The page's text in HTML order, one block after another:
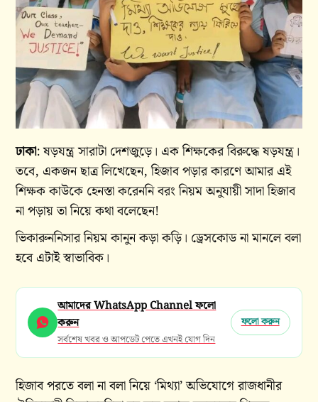
ঢাকা: ষড়যন্ত্র সারাটা দেশজুড়ে। এক শিক্ষকের বিরুদ্ধে ষড়যন্ত্র।
তবে, একজন ছাত্র লিখেছেন, হিজাব পড়ার কারণে আমার এই
শিক্ষক কাউকে হেনস্তা করেননি বরং নিয়ম অনুযায়ী সাদা হিজাব
না পড়ায় তা নিয়ে কথা বলেছেন!
ভিকারুননিসার নিয়ম কানুন কড়া কড়ি। ড্রেসকোড না মানলে বলা
হবে এটাই স্বাভাবিক।
আমাদের WhatsApp Channel ফলো
করুন
সর্বশেষ খবর ও আপডেট পেতে এখনই যোগ দিন
ফলো করুন
হিজাব পরতে বলা না বলা নিয়ে ‘মিথ্যা’ অভিযোগে রাজধানীর